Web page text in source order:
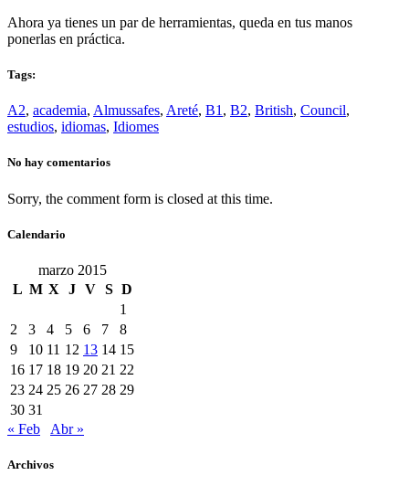
Ahora ya tienes un par de herramientas, queda en tus manos
ponerlas en práctica.
Tags:
A2, academia, Almussafes, Areté, B1 , B2, British, Council,
estudios, idiomas, Idiomes
No hay comentarios
Sorry, the comment form is closed at this time.
Calendario
marzo 2015
L M X J V S D
1
2
3 4 5 6 7
8
9
10 11 12 13 14 15
16 17 18 19 20 21 22
23 24 25 26 27 28 29
30 31
« Feb
Abr »
Archivos